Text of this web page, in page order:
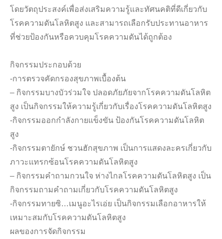
โดยวัตถุประสงค์เพื่อส่งเสริมความรู้และทัศนคติที่ดีเกี่ยวกับ
โรคความดันโลหิตสูง และสามารถเลือกรับประทานอาหาร
ที่ช่วยป้องกันหรือควบคุมโรคความดันได้ถูกต้อง
กิจกรรมประกอบด้วย
-การตรวจคัดกรองสุขภาพเบื้องต้น
– กิจกรรมบางบัวร่วมใจ ปลอดภัยภัยจากโรคความดันโลหิต
สูง เป็นกิจกรรมให้ความรู้เกี่ยวกับเรื่องโรคความดันโลหิตสูง
-กิจกรรมออกกำลังกายแข็งขัน ป้องกันโรคความดันโลหิต
สูง
-กิจกรรมตายักษ์ ชวนฮักสุขภาพ เป็นการแสดงละครเกี่ยวกับ
ภาวะแทรกซ้อนโรคความดันโลหิตสูง
– กิจกรรมคำถามกวนใจ ห่างไกลโรคความดันโลหิตสูง เป็น
กิจกรรมถามคำถามเกี่ยวกับโรคความดันโลหิตสูง
-กิจกรรมทายซิ…เมนูอะไรเอ่ย เป็นกิจกรรมเลือกอาหารให้
เหมาะสมกับโรคความดันโลหิตสูง
ผลของการจัดกิจกรรม